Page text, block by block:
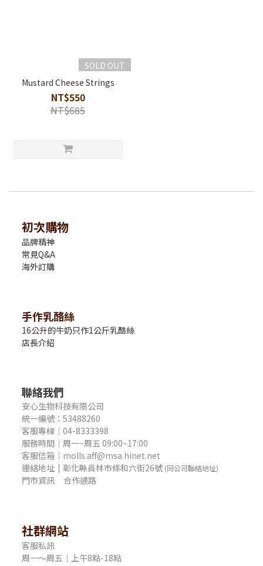
SOLD OUT
Mustard Cheese Strings
NT$550
NT$685
初次購物
品牌精神
常見Q&A
海外訂購
手作乳酪絲
16公升的牛奶只作1公斤乳酪絲
店長介紹
聯絡我們
安心生物科技有限公司
統一編號：53488260
客服專線｜04-8333398
服務時間｜周一~周五 09:00~17:00
客服信箱｜molls.aff@msa.hinet.net
連絡地址 ｜ 彰化縣員林市條和六街26號 (同公司聯絡地址)
門市資訊 合作通路
社群網站
客服私訊
周一～周五｜上午8點-18點